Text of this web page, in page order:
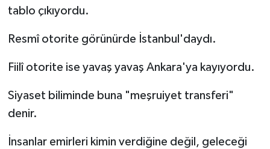
tablo çıkıyordu.
Resmî otorite görünürde İstanbul'daydı.
Fiilî otorite ise yavaş yavaş Ankara'ya kayıyordu.
Siyaset biliminde buna "meşruiyet transferi"
denir.
İnsanlar emirleri kimin verdiğine değil, geleceği